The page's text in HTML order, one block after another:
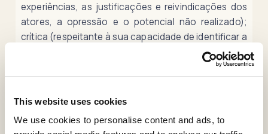
This website uses cookies
We use cookies to personalise content and ads, to
experiências, as justificações e reivindicações dos
atores, a opressão e o potencial não realizado);
crítica (respeitante à sua capacidade de identificar a
contradição entre aquilo que os arranjos sociais
ostensivamente proclamam e o que produzem de
emancipatório e de reparação das injustiças
para um esforço de reescrever o conceito de saúde